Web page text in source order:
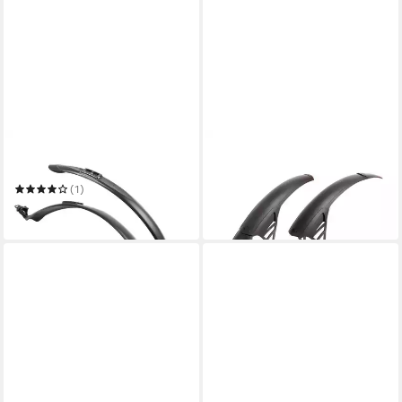
Schutzblech
(1)
ab 16,29 €
in 6-7 Werktagen bei dir
in 4-5 Werktagen bei dir